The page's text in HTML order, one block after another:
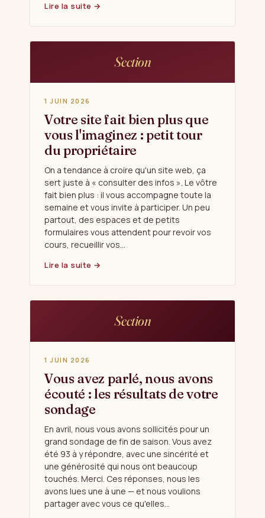
Lire la suite →
Section
1 JUIN 2026
Votre site fait bien plus que
vous l'imaginez : petit tour
du propriétaire
On a tendance à croire qu'un site web, ça
sert juste à « consulter des infos ». Le vôtre
fait bien plus : il vous accompagne toute la
semaine et vous invite à participer. Un peu
partout, des espaces et de petits
formulaires vous attendent pour revoir vos
cours, recueillir vos…
Lire la suite →
Section
1 JUIN 2026
Vous avez parlé, nous avons
écouté : les résultats de votre
sondage
En avril, nous vous avons sollicités pour un
grand sondage de fin de saison. Vous avez
été 93 à y répondre, avec une sincérité et
une générosité qui nous ont beaucoup
touchés. Merci. Ces réponses, nous les
avons lues une à une — et nous voulions
partager avec vous ce qu'elles…